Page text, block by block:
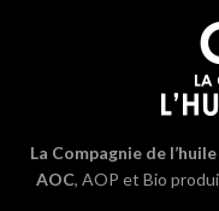
La Compagnie de
AOC, AOP et Bio